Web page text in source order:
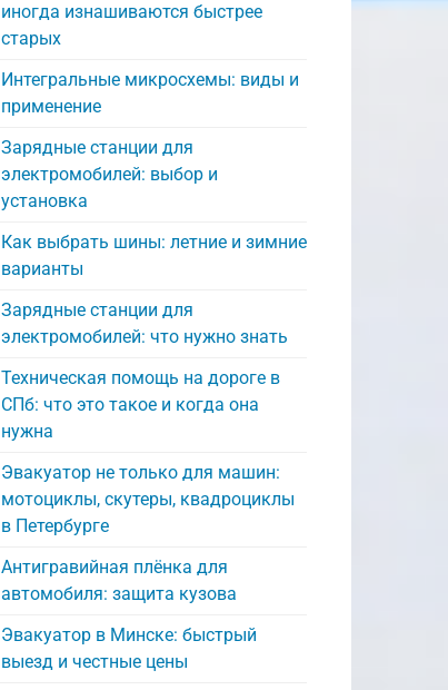
иногда изнашиваются быстрее
старых
Интегральные микросхемы: виды и
применение
Зарядные станции для
электромобилей: выбор и
установка
Как выбрать шины: летние и зимние
варианты
Зарядные станции для
электромобилей: что нужно знать
Техническая помощь на дороге в
СПб: что это такое и когда она
нужна
Эвакуатор не только для машин:
мотоциклы, скутеры, квадроциклы
в Петербурге
Антигравийная плёнка для
автомобиля: защита кузова
Эвакуатор в Минске: быстрый
выезд и честные цены